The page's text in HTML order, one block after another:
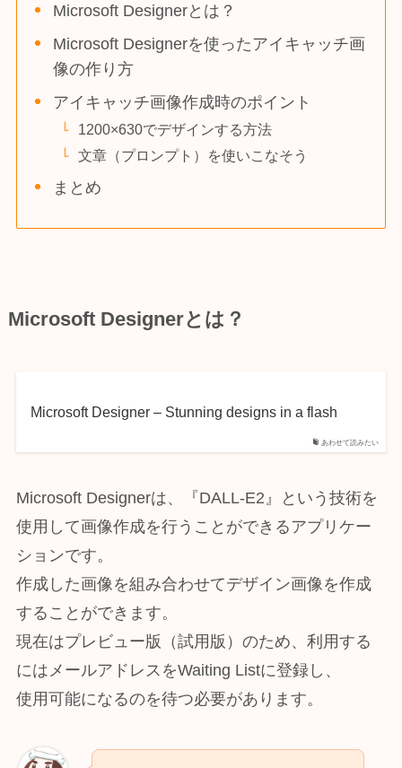
Microsoft Designerとは？
Microsoft Designerを使ったアイキャッチ画
像の作り方
アイキャッチ画像作成時のポイント
1200×630でデザインする方法
文章（プロンプト）を使いこなそう
まとめ
Microsoft Designerとは？
あわせて読みたい
Microsoft Designer – Stunning designs in a flash
Microsoft Designerは、『DALL-E2』という技術を
使用して画像作成を行うことができるアプリケー
ションです。
作成した画像を組み合わせてデザイン画像を作成
することができます。
現在はプレビュー版（試用版）のため、利用する
にはメールアドレスをWaiting Listに登録し、
使用可能になるのを待つ必要があります。